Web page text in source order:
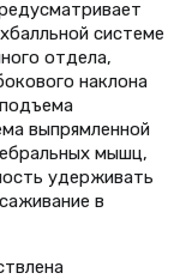
системе
отдела,
наклона
выпрямленной
мышц,
удерживать
в